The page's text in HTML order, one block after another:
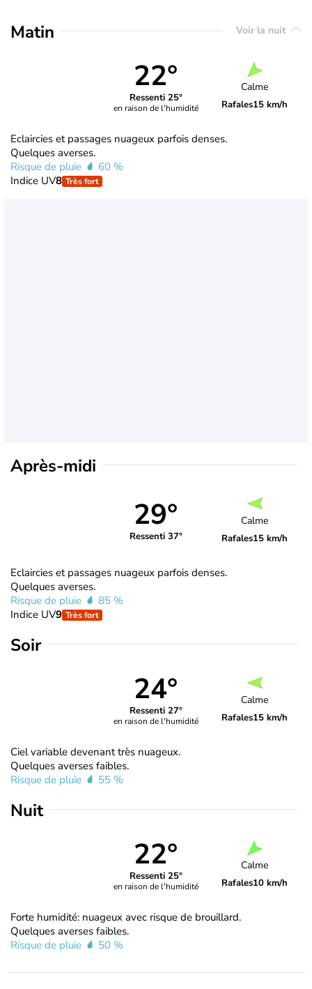
Matin Voir la nuit
22°
Ressenti 25°
en raison de l'humidité
Calme
Rafales15 km/h
Eclaircies et passages nuageux parfois denses.
Quelques averses.
Risque de pluie
60 %
Indice UV8 Très fort
Après-midi
29°
Ressenti 37°
Calme
Rafales15 km/h
Eclaircies et passages nuageux parfois denses.
Quelques averses.
Risque de pluie
85 %
Indice UV9 Très fort
Soir
24°
Ressenti 27°
en raison de l'humidité
Calme
Rafales15 km/h
Ciel variable devenant très nuageux.
Quelques averses faibles.
Risque de pluie
55 %
Nuit
22°
Ressenti 25°
en raison de l'humidité
Calme
Rafales10 km/h
Forte humidité: nuageux avec risque de brouillard.
Quelques averses faibles.
Risque de pluie
50 %